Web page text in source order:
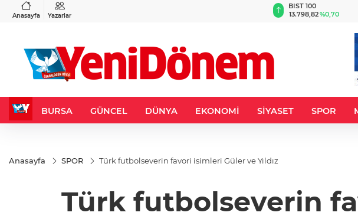
Anasayfa Yazarlar
%-0,22
BIST 100
13.798,82%0,70
BURSA GÜNCEL DÜNYA EKONOMİ SİYASET SPOR
Anasayfa SPOR Türk futbolseverin favori isimleri Güler ve Yıldız
Türk futbolseverin